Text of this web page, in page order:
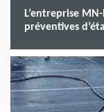
L’entreprise
préventives